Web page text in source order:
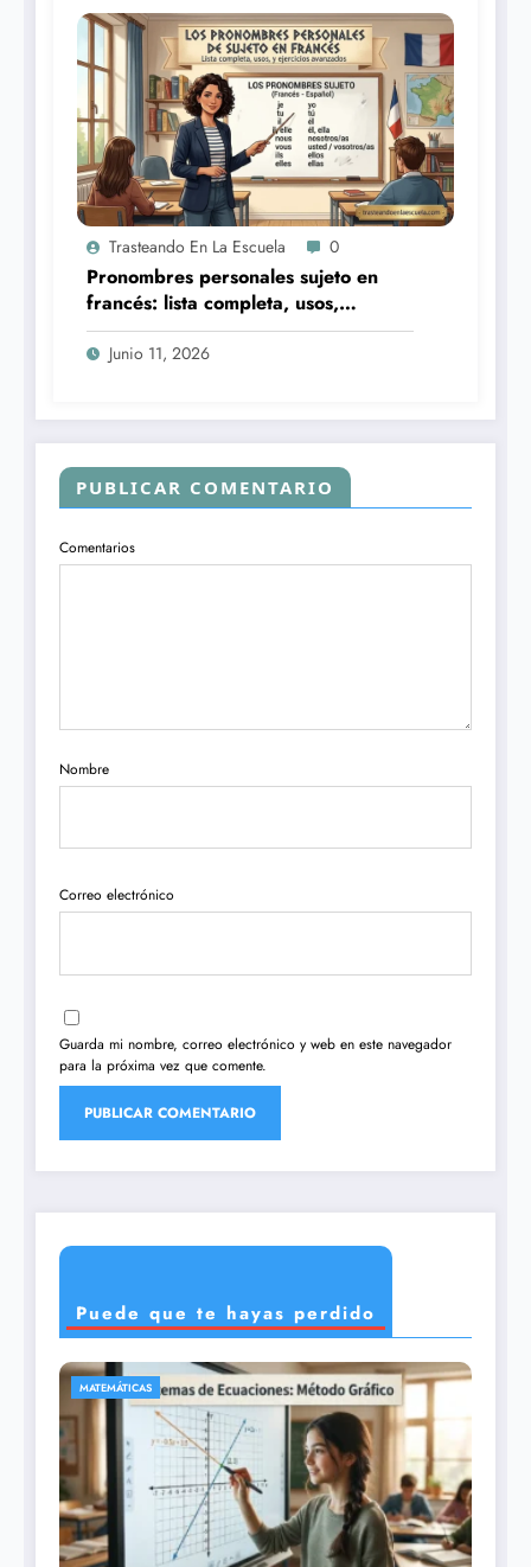
Trasteando En La Escuela 0
Pronombres personales sujeto en
francés: lista completa, usos,
pronunciación y 5 ejercicios
avanzados
Junio 11, 2026
PUBLICAR COMENTARIO
Comentarios
Nombre
Correo electrónico
Guarda mi nombre, correo electrónico y web en este navegador
para la próxima vez que comente.
Puede que te hayas perdido
CIENCIAS